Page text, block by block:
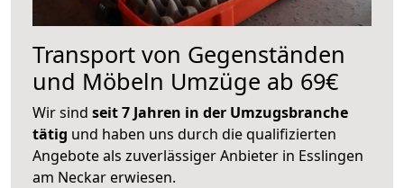
Transport von Gegenständen
und Möbeln Umzüge ab 69€
Wir sind seit 7 Jahren in der Umzugsbranche
tätig und haben uns durch die qualifizierten
Angebote als zuverlässiger Anbieter in Esslingen
am Neckar erwiesen.